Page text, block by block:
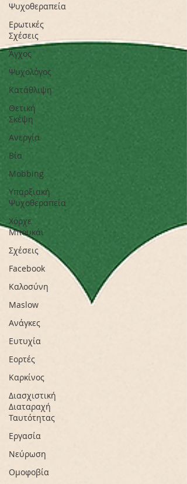
Ψυχοθεραπεία
Ερωτικές
Σχέσεις
Άγχος
Ψυχολόγος
Κατάθλιψη
Θετική
Σκέψη
Ανεργία
Βία
Mobbing
Υπαρξιακή
Ψυχοθεραπεία
Χόρχε
Μπουκάι
Σχέσεις
Facebook
Καλοσύνη
Maslow
Ανάγκες
Ευτυχία
Εορτές
Καρκίνος
Διασχιστική
Διαταραχή
Ταυτότητας
Εργασία
Νεύρωση
Oμοφοβία